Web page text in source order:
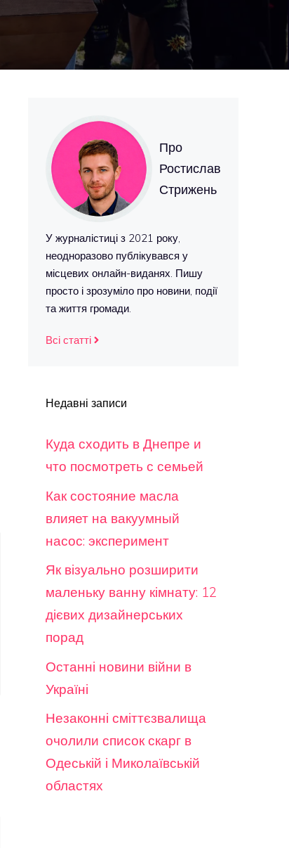
Про
Ростислав
Стрижень
У журналістиці з 2021 року,
неодноразово публікувався у
місцевих онлайн-виданях. Пишу
просто і зрозуміло про новини, події
та життя громади.
Всі статті
Недавні записи
Куда сходить в Днепре и
что посмотреть с семьей
Как состояние масла
влияет на вакуумный
насос: эксперимент
Як візуально розширити
маленьку ванну кімнату: 12
дієвих дизайнерських
порад
Останні новини війни в
Україні
Незаконні сміттєзвалища
очолили список скарг в
Одеській і Миколаївській
областях